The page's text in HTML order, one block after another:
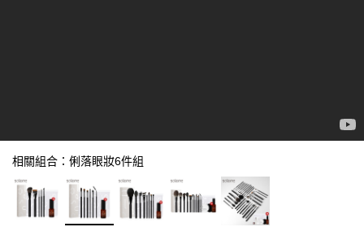
相關組合：俐落眼妝6件組